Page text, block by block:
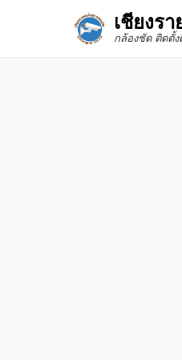
เชียงร
กล้องชัด ติดตั้